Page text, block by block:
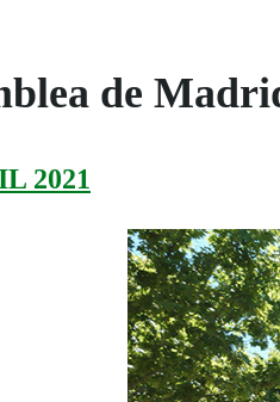
de
2021